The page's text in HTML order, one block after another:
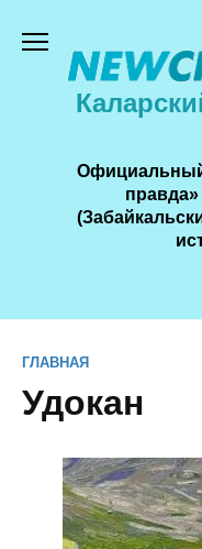
содержанию
Официальный
правда»
ГЛАВНАЯ
Удокан